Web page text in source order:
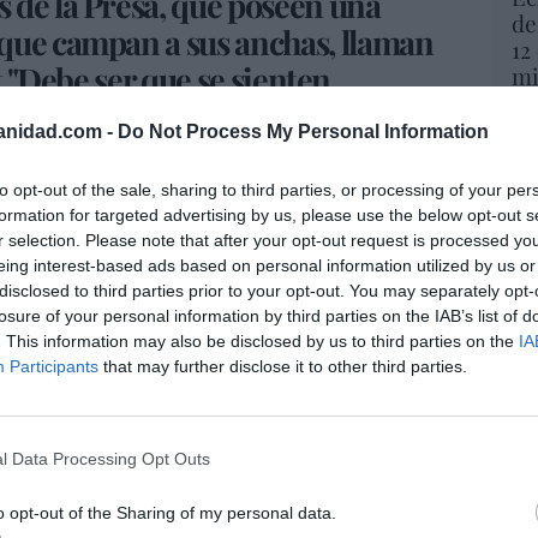
- Do Not Process My Personal Information
opt-out of the sale, sharing to third parties, or processing of your
for targeted advertising by us, please use the below opt-out
selection. Please note that after your opt-out request is processed
interest-based ads based on personal information utilized by us
to third parties prior to your opt-out. You may separately
of your personal information by third parties on the IAB’s list of
This information may also be disclosed by us to third parties on the
Participants that may further disclose it to other third parties.
Data Processing Opt Outs
opt-out of the Sharing of my personal data.
campan a sus anchas, llaman
ser que se sienten
al revés"#ElTiempoJusto24N
i1aeVjc7MY
que viven a diario. Aseguran que los niños
salen "mirando a todas partes" y que sus
supervivencia.
que invertir en una valla alta para su
uno es el que se escapa, uno es el que la
te enseña los dientes y cada vez se ha
ese tejado y muchas veces ha saltado
y